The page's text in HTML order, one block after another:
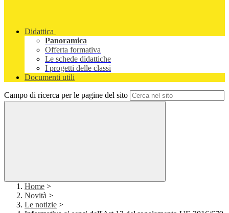
Didattica
Panoramica
Offerta formativa
Le schede didattiche
I progetti delle classi
Documenti utili
Campo di ricerca per le pagine del sito
Home >
Novità >
Le notizie >